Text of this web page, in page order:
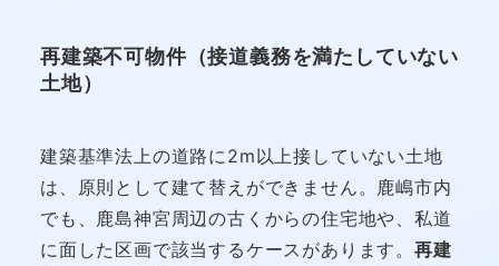
再建築不可物件（接道義務を満たしていない
土地）
建築基準法上の道路に2m以上接していない土地
は、原則として建て替えができません。鹿嶋市内
でも、鹿島神宮周辺の古くからの住宅地や、私道
に面した区画で該当するケースがあります。 再建